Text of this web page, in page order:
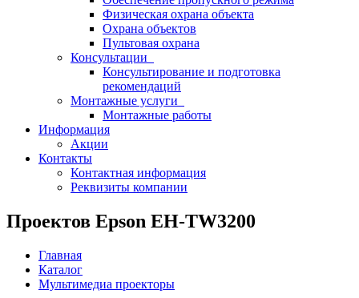
Физическая охрана объекта
Охрана объектов
Пультовая охрана
Консультации
Консультирование и подготовка
рекомендаций
Монтажные услуги
Монтажные работы
Информация
Акции
Контакты
Контактная информация
Реквизиты компании
Проектов Epson EH-TW3200
Главная
Каталог
Мультимедиа проекторы